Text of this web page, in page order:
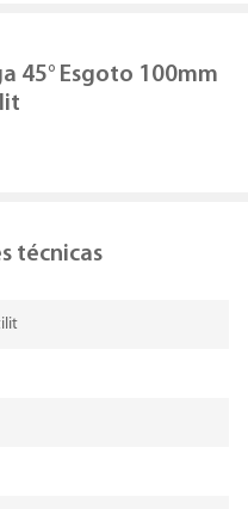
45° Esgoto 100mm
técnicas